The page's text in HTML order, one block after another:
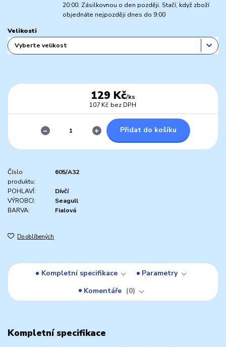
20:00. Zásilkovnou o den později. Stačí, když zboží
objednáte nejpozději dnes do 9:00
Velikosti
129 Kč/ks
107 Kč bez DPH
Přidat do košíku
Číslo
produktu:
605/A32
POHLAVÍ:
Dívčí
VÝROBCI:
Seagull
BARVA:
Fialová
Do oblíbených
Kompletní specifikace
Parametry
Komentáře
0
Kompletní specifikace